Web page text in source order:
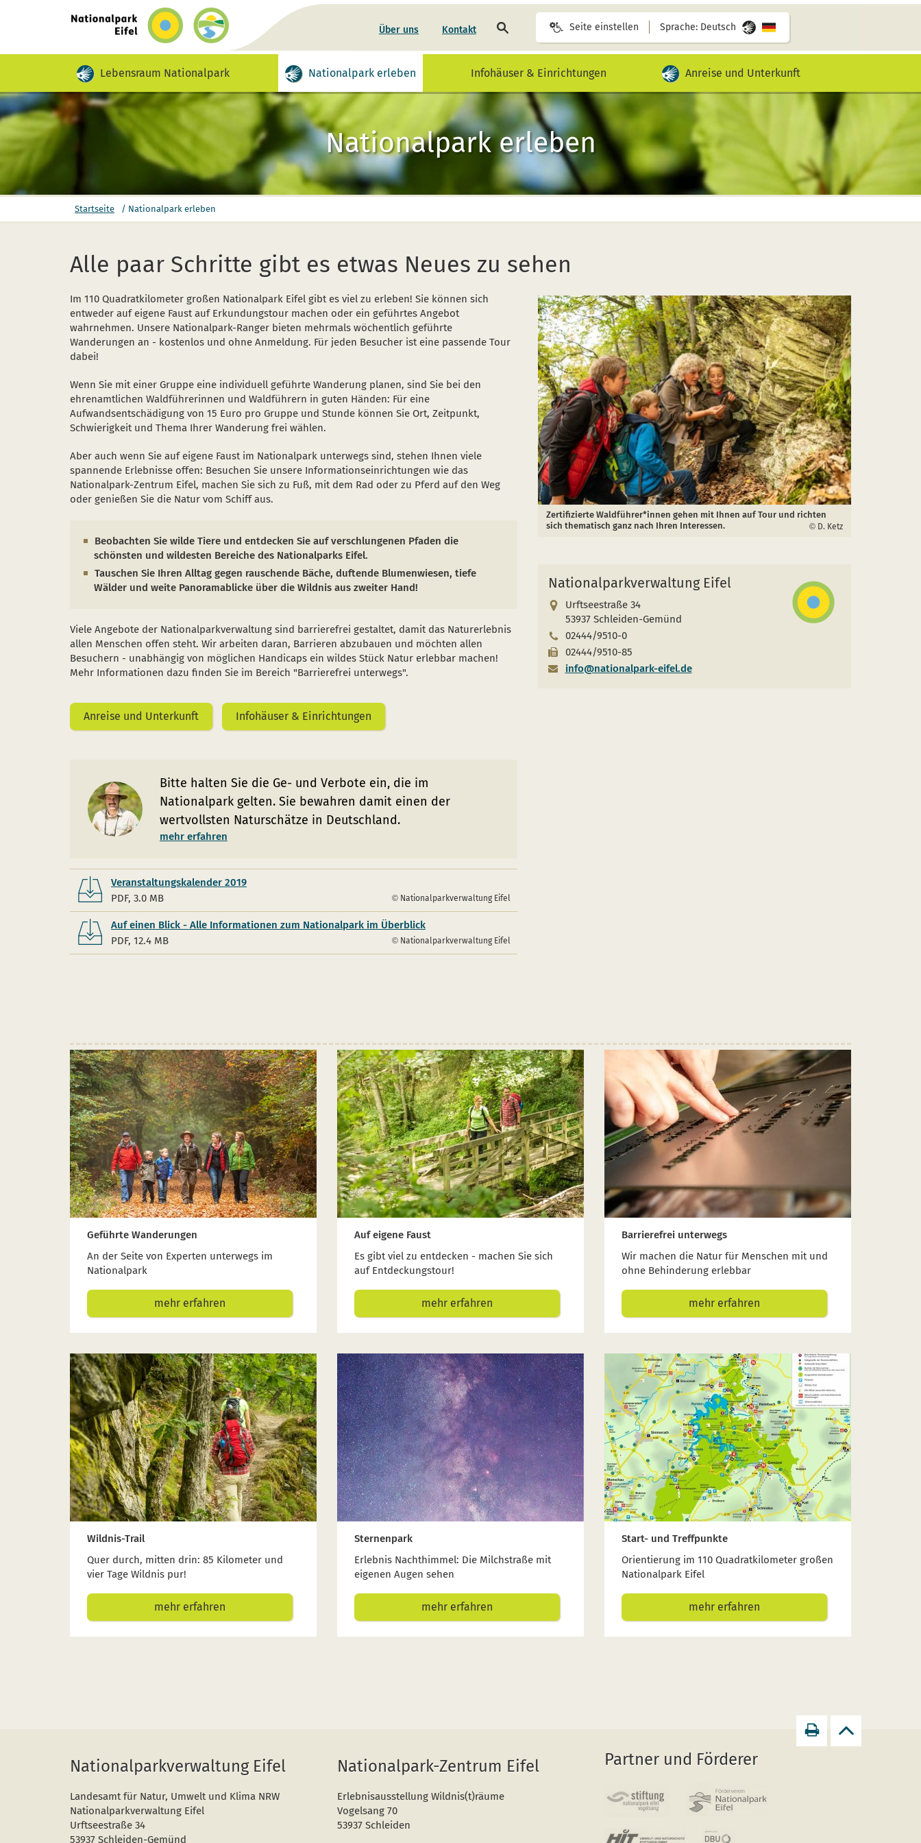
Startseite
Über uns Kontakt
durchsuchen
Seite einstellen Sprache: Deutsch
Video mit Gebärdensprache für diesen Inhalt abspielen
Lebensraum Nationalpark
Video mit Gebärdensprache für diesen Inhalt abspielen
Nationalpark erleben Infohäuser & Einrichtungen
Video mit Gebärdensprache für diesen Inhalt
Anreise und Unterkunft
Nationalpark erleben
sich
Startseite / Nationalpark erleben
Alle paar Schritte gibt es etwas Neues zu sehen
Im 110 Quadratkilometer großen Nationalpark Eifel gibt es viel zu erleben! Sie können sich
entweder auf eigene Faust auf Erkundungstour machen oder ein geführtes Angebot
wahrnehmen. Unsere Nationalpark-Ranger bieten mehrmals wöchentlich geführte
Wanderungen an - kostenlos und ohne Anmeldung. Für jeden Besucher ist eine passende Tour
dabei!
Wenn Sie mit einer Gruppe eine individuell geführte Wanderung planen, sind Sie bei den
ehrenamtlichen Waldführerinnen und Waldführern in guten Händen: Für eine
Aufwandsentschädigung von 15 Euro pro Gruppe und Stunde können Sie Ort, Zeitpunkt,
Schwierigkeit und Thema Ihrer Wanderung frei wählen.
Aber auch wenn Sie auf eigene Faust im Nationalpark unterwegs sind, stehen Ihnen viele
spannende Erlebnisse offen: Besuchen Sie unsere Informationseinrichtungen wie das
Nationalpark-Zentrum Eifel, machen Sie sich zu Fuß, mit dem Rad oder zu Pferd auf den Weg
oder genießen Sie die Natur vom Schiff aus.
Beobachten Sie wilde Tiere und entdecken Sie auf verschlungenen Pfaden die
schönsten und wildesten Bereiche des Nationalparks Eifel.
Tauschen Sie Ihren Alltag gegen rauschende Bäche, duftende Blumenwiesen, tiefe
Wälder und weite Panoramablicke über die Wildnis aus zweiter Hand!
Viele Angebote der Nationalparkverwaltung sind barrierefrei gestaltet, damit das Naturerlebnis
allen Menschen offen steht. Wir arbeiten daran, Barrieren abzubauen und möchten allen
Besuchern - unabhängig von möglichen Handicaps ein wildes Stück Natur erlebbar machen!
Mehr Informationen dazu finden Sie im Bereich "Barrierefrei unterwegs".
Anreise und Unterkunft Infohäuser & Einrichtungen
Bitte halten Sie die Ge- und Verbote ein, die im
Nationalpark gelten. Sie bewahren damit einen der
wertvollsten Naturschätze in Deutschland.
mehr erfahren
Veranstaltungskalender 2019
PDF, 3.0 MB
Nationalparkverwaltung Eifel
Auf einen Blick - Alle Informationen zum Nationalpark im Überblick
PDF, 12.4 MB
Nationalparkverwaltung Eifel
Zertifizierte Waldführer*innen gehen mit Ihnen auf Tour und richten
sich thematisch ganz nach Ihren Interessen.
D. Ketz
Nationalparkverwaltung Eifel
Urftseestraße 34
53937 Schleiden-Gemünd
02444/9510-0
02444/9510-85
info@nationalpark-eifel.de
Geführte Wanderungen
An der Seite von Experten unterwegs im
Nationalpark
mehr erfahren
Auf eigene Faust
Es gibt viel zu entdecken - machen Sie sich
auf Entdeckungstour!
mehr erfahren
Barrierefrei unterwegs
Wir machen die Natur für Menschen mit und
ohne Behinderung erlebbar
mehr erfahren
Wildnis-Trail
Quer durch, mitten drin: 85 Kilometer und
vier Tage Wildnis pur!
mehr erfahren
Sternenpark
Erlebnis Nachthimmel: Die Milchstraße mit
eigenen Augen sehen
mehr erfahren
Start- und Treffpunkte
Orientierung im 110 Quadratkilometer großen
Nationalpark Eifel
mehr erfahren
Nationalparkverwaltung Eifel
Landesamt für Natur, Umwelt und Klima NRW
Nationalparkverwaltung Eifel
Urftseestraße 34
53937 Schleiden-Gemünd
Nationalpark-Zentrum Eifel
Erlebnisausstellung Wildnis(t)räume
Vogelsang 70
53937 Schleiden
Partner und Förderer